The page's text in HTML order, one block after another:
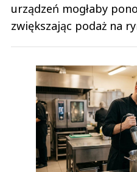
urządzeń mogłaby
zwiększając podaż na